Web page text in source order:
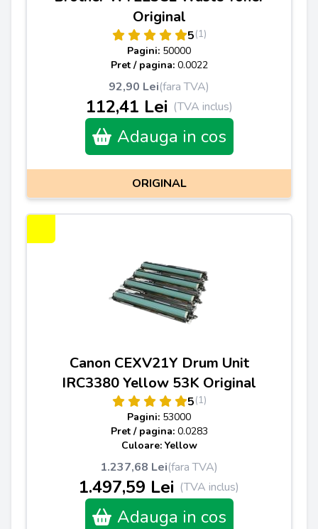
Original
5(1)
Pagini: 50000
Pret / pagina: 0.0022
92,90 Lei(fara TVA)
112,41 Lei (TVA inclus)
Adauga in cos
ORIGINAL
Canon CEXV21Y Drum Unit
IRC3380 Yellow 53K Original
5(1)
Pagini: 53000
Pret / pagina: 0.0283
Culoare: Yellow
1.237,68 Lei(fara TVA)
1.497,59 Lei (TVA inclus)
Adauga in cos